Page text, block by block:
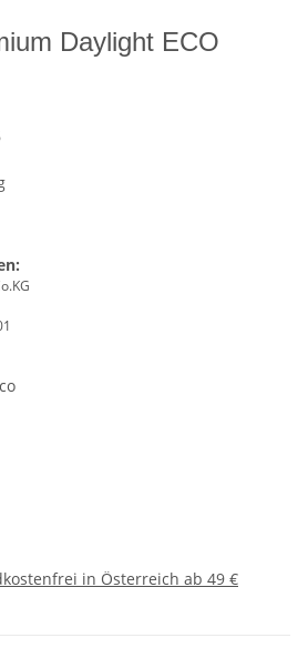
Daylight ECO
in Österreich ab 49 €